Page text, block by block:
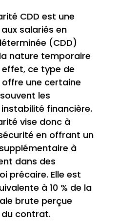
CDD est une
salariés en
(CDD)
nature temporaire
effet, ce type de
offre une certaine
les
financière.
vise donc à
en offrant un
à
dans des
précaire. Elle est
à 10 % de la
brute perçue
contrat.